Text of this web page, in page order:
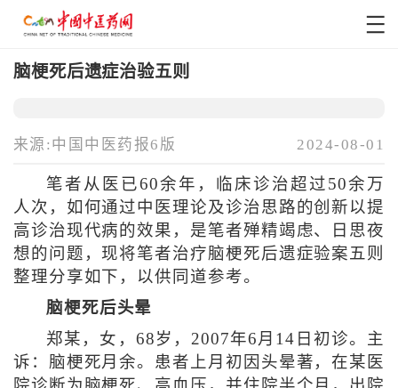
脑梗死后遗症治验五则
来源:中国中医药报6版 2024-08-01
笔者从医已60余年，临床诊治超过50余万
人次，如何通过中医理论及诊治思路的创新以提
高诊治现代病的效果，是笔者殚精竭虑、日思夜
想的问题，现将笔者治疗脑梗死后遗症验案五则
整理分享如下，以供同道参考。
脑梗死后头晕
郑某，女，68岁，2007年6月14日初诊。主
诉：脑梗死月余。患者上月初因头晕著，在某医